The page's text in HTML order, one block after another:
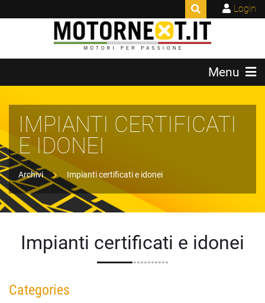
Login
Menu
IMPIANTI CERTIFICATI
E IDONEI
Archivi Impianti certificati e idonei
Impianti certificati e idonei
Categories